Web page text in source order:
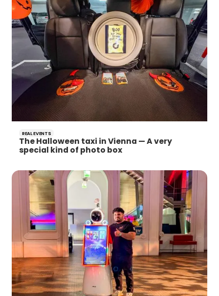
REAL EVENTS
The Halloween taxi in Vienna — A very
special kind of photo box